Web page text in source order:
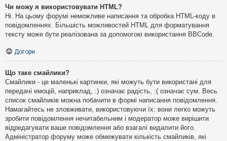
Чи можу я використовувати HTML?
Ні. На цьому форумі неможливе написання та обробка HTML-коду в
повідомленнях. Більшість можливостей HTML для форматування
тексту може бути реалізована за допомогою використання BBCode.
Догори
Що таке смайлики?
Смайлики - це маленькі картинки, які можуть бути використані для
передачі емоцій, наприклад, :) означає радість, :( означає сум. Весь
список смайликів можна побачити в формі написання повідомлення.
Намагайтесь не зловживати, використовуючи їх: вони легко можуть
зробити повідомлення нечитабельним і модератор може вирішити
відредагувати ваше повідомлення або взагалі видалити його.
Адміністратор форуму може обмежувати кількість смайликів, які